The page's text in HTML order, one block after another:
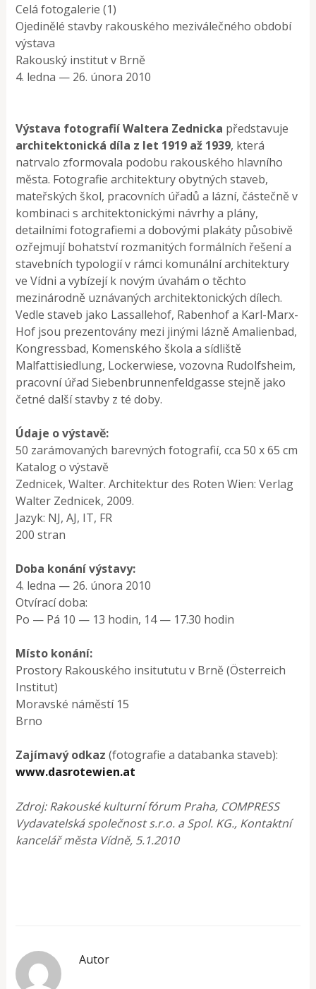
Celá fotogalerie (1)
Ojedinělé stavby rakouského meziválečného období
výstava
Rakouský institut v Brně
4. ledna — 26. února 2010
Výstava fotografií Waltera Zednicka představuje
architektonická díla z let 1919 až 1939, která
natrvalo zformovala podobu rakouského hlavního
města. Fotografie architektury obytných staveb,
mateřských škol, pracovních úřadů a lázní, částečně v
kombinaci s architektonickými návrhy a plány,
detailními fotografiemi a dobovými plakáty působivě
ozřejmují bohatství rozmanitých formálních řešení a
stavebních typologií v rámci komunální architektury
ve Vídni a vybízejí k novým úvahám o těchto
mezinárodně uznávaných architektonických dílech.
Vedle staveb jako Lassallehof, Rabenhof a Karl-Marx-
Hof jsou prezentovány mezi jinými lázně Amalienbad,
Kongressbad, Komenského škola a sídliště
Malfattisiedlung, Lockerwiese, vozovna Rudolfsheim,
pracovní úřad Siebenbrunnenfeldgasse stejně jako
četné další stavby z té doby.
Údaje o výstavě:
50 zarámovaných barevných fotografií, cca 50 x 65 cm
Katalog o výstavě
Zednicek, Walter. Architektur des Roten Wien: Verlag
Walter Zednicek, 2009.
Jazyk: NJ, AJ, IT, FR
200 stran
Doba konání výstavy:
4. ledna — 26. února 2010
Otvírací doba:
Po — Pá 10 — 13 hodin, 14 — 17.30 hodin
Místo konání:
Prostory Rakouského insitututu v Brně (Österreich
Institut)
Moravské náměstí 15
Brno
Zajímavý odkaz(fotografie a databanka staveb):
www.dasrotewien.at
Zdroj: Rakouské kulturní fórum Praha, COMPRESS
Vydavatelská společnost s.r.o. a Spol. KG., Kontaktní
kancelář města Vídně, 5.1.2010
Autor